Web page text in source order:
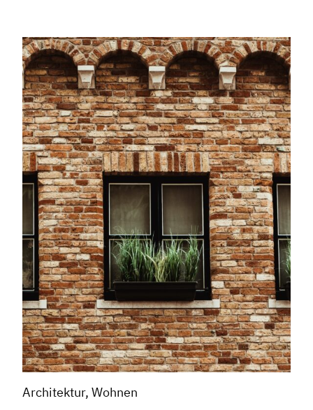
Vorteile für Mitglieder
Veranstaltungen
Formate
Stadtmarketing
Handlungsräume
Netzwerkmanagement
Stadtraumgestaltung
Projektmanagement
Contentmanagement
Datenmanagement
Serviceleistungen
Kooperationen
Service
Blog
Podcast
Architektur, Wohnen